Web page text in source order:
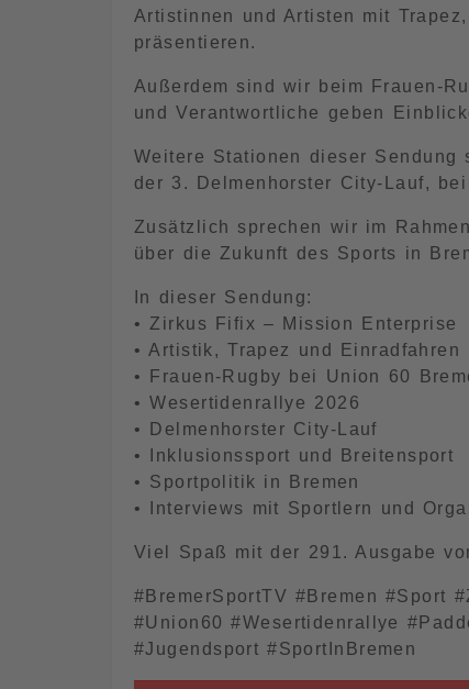
Artistinnen und Artisten mit
präsentieren.
Außerdem sind wir beim Frauen-
und Verantwortliche geben
Weitere Stationen dieser
der 3. Delmenhorster City-Lauf,
Zusätzlich sprechen wir im
über die Zukunft des Sports in
In dieser Sendung:
• Zirkus Fifix – Mission Enterprise
• Artistik, Trapez und Einradfahren
• Frauen-Rugby bei Union 60
• Wesertidenrallye 2026
• Delmenhorster City-Lauf
• Inklusionssport und Breitensport
• Sportpolitik in Bremen
• Interviews mit Sportlern und
Viel Spaß mit der 291. Ausgabe
#BremerSportTV #Bremen #Sport
#Union60 #Wesertidenrallye
#Jugendsport #SportInBremen